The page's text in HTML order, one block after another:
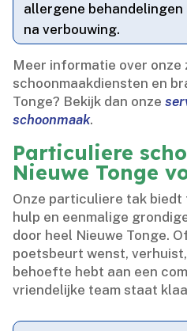
allergene
na verbouwing.​
Meer informatie over onze
schoonmaakdiensten en
Tonge? Bekijk dan onze
schoonmaak.​
Particuliere
Nieuwe Tonge
Onze particuliere tak
hulp en eenmalige
door heel Nieuwe Tonge.​
poetsbeurt wenst,
behoefte hebt aan een
vriendelijke team staat